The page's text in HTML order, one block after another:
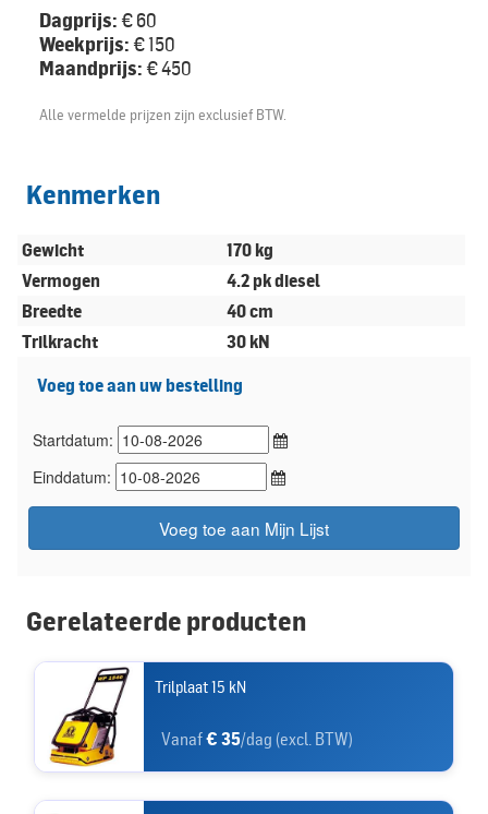
Dagprijs: € 60
Weekprijs: € 150
Maandprijs: € 450
Alle vermelde prijzen zijn exclusief BTW.
Kenmerken
Gewicht
170 kg
Vermogen
4.2 pk diesel
Breedte
40 cm
Trilkracht
30 kN
Voeg toe aan uw bestelling
Startdatum:
Einddatum:
Voeg toe aan Mijn Lijst
Gerelateerde producten
Trilplaat 15 kN
Vanaf€ 35/dag (excl. BTW)